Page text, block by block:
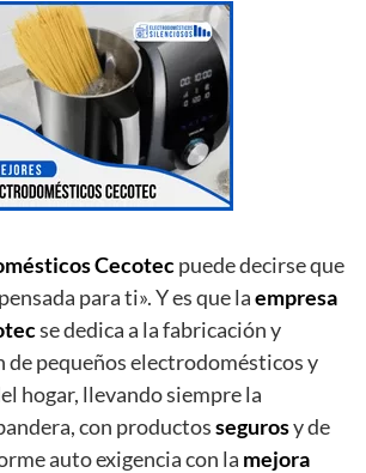
Cecotecpuede decirse que
para ti». Y es que laempresa
se dedica a la fabricación y
de pequeños electrodomésticos y
hogar, llevando siempre la
con productossegurosy de
auto exigencia con la mejora